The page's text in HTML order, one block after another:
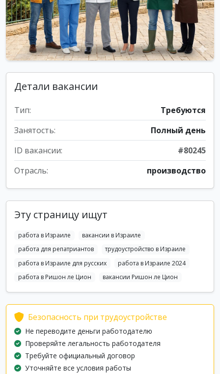
Детали вакансии
Тип:
Требуются
Занятость:
Полный день
ID вакансии:
#80245
Отрасль:
производство
Эту страницу ищут
работа в Израиле
вакансии в Израиле
работа для репатриантов
трудоустройство в Израиле
работа в Израиле для русских
работа в Израиле 2024
работа в Ришон ле Цион
вакансии Ришон ле Цион
Безопасность при трудоустройстве
Не переводите деньги работодателю
Проверяйте легальность работодателя
Требуйте официальный договор
Уточняйте все условия работы